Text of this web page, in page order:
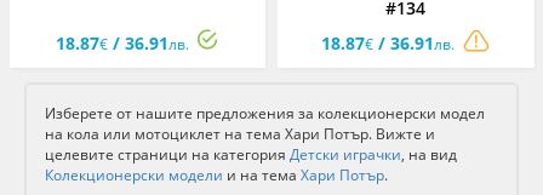
18.87€ / 36.91лв.
#134
18.87€ / 36.91лв.
Изберете от нашите предложения за колекционерски модел
на кола или мотоциклет на тема Хари Потър. Вижте и
целевите страници на категория Детски играчки, на вид
Колекционерски модели и на тема Хари Потър.